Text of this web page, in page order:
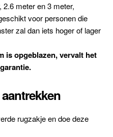
2.6 meter en 3 meter,
voor personen die
zal dan iets hoger of lager
is opgeblazen, vervalt het
rugzakje en doe deze